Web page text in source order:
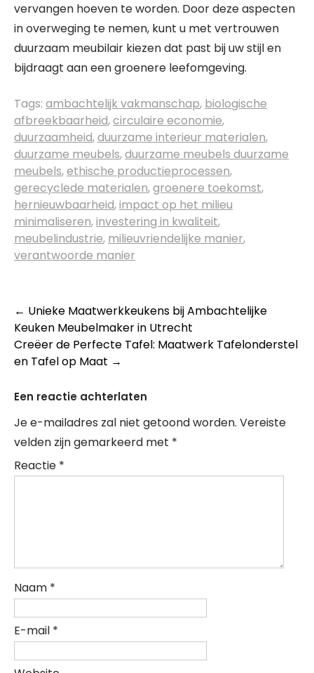
vervangen hoeven te worden. Door deze aspecten
in overweging te nemen, kunt u met vertrouwen
duurzaam meubilair kiezen dat past bij uw stijl en
bijdraagt aan een groenere leefomgeving.
Tags: ambachtelijk vakmanschap, biologische
afbreekbaarheid,circulaire economie,
duurzaamheid,duurzame interieur materialen,
duurzame meubels,duurzame meubels duurzame
meubels,ethische productieprocessen,
gerecyclede materialen,groenere toekomst,
hernieuwbaarheid,impact op het milieu
minimaliseren,investering in kwaliteit,
meubelindustrie, milieuvriendelijke manier,
verantwoorde manier
Berichtnavigatie
← Unieke Maatwerkkeukens bij Ambachtelijke
Keuken Meubelmaker in Utrecht
Creëer de Perfecte Tafel: Maatwerk Tafelonderstel
en Tafel op Maat →
Een reactie achterlaten
Je e-mailadres zal niet getoond worden. Vereiste
velden zijn gemarkeerd met *
Reactie *
Naam *
E-mail *